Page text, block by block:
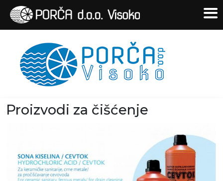
Proizvodi za čišćenje